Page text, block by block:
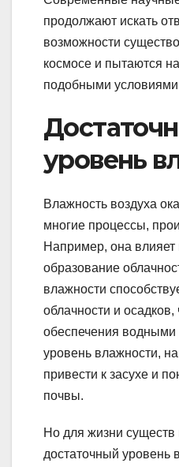
продолжают искать
возможности
космосе и пытаются
подобными
уровень
Влажность воздуха
многие процессы,
Например, она
образование
влажности
облачности и
обеспечения водными
уровень влажности,
привести к засухе и
почвы.
Но для жизни
достаточный уровень